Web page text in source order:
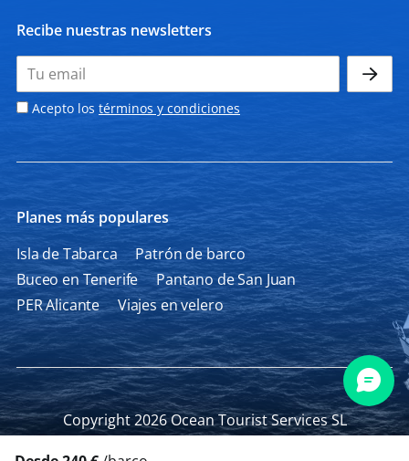
Recibe nuestras newsletters
Acepto los términos y condiciones
Planes más populares
Isla de Tabarca
Patrón de barco
Buceo en Tenerife
Pantano de San Juan
PER Alicante
Viajes en velero
Copyright 2026 Ocean Tourist Services SL